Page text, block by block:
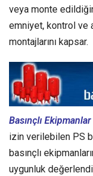
veya monte
emniyet, kontrol ve
montajlarını kapsar.
Basınçlı Ekipmanlar
izin verilebilen PS
basınçlı
uygunluk